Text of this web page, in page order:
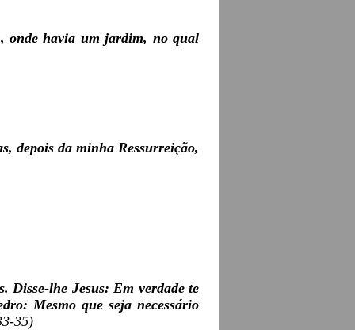
onde havia um jardim, no qual
depois da minha Ressurreição,
Disse-lhe Jesus: Em verdade te
Mesmo que seja necessário
35)